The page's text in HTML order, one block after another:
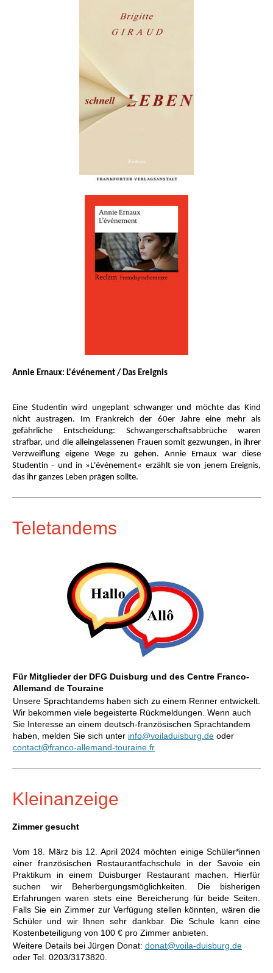
Annie Ernaux: L'événement / Das Ereignis
Eine Studentin wird ungeplant schwanger und möchte das Kind
nicht austragen. Im Frankreich der 60er Jahre eine mehr als
gefährliche Entscheidung: Schwangerschaftsabbrüche waren
strafbar, und die alleingelassenen Frauen somit gezwungen, in ihrer
Verzweiflung eigene Wege zu gehen. Annie Ernaux war diese
Studentin - und in »L'événement« erzählt sie von jenem Ereignis,
das ihr ganzes Leben prägen sollte.
Teletandems
Für Mitglieder der DFG Duisburg und des Centre Franco-
Allemand de Touraine
Unsere Sprachtandems haben sich zu einem Renner entwickelt.
Wir bekommen viele begeisterte Rückmeldungen. Wenn auch
Sie Interesse an einem deutsch-französischen Sprachtandem
haben, melden Sie sich unter info@voiladuisburg.de oder
contact@franco-allemand-touraine.fr
Kleinanzeige
Zimmer gesucht
Vom 18. März bis 12. April 2024 möchten einige Schüler*innen
einer französischen Restaurantfachschule in der Savoie ein
Praktikum in einem Duisburger Restaurant machen. Hierfür
suchen wir Beherbergungsmöglichkeiten. Die bisherigen
Erfahrungen waren stets eine Bereicherung für beide Seiten.
Falls Sie ein Zimmer zur Verfügung stellen könnten, wären die
Schüler und wir Ihnen sehr dankbar. Die Schule kann eine
Kostenbeteiligung von 100 € pro Zimmer anbieten.
Weitere Details bei Jürgen Donat: donat@voila-duisburg.de
oder Tel. 0203/3173820.